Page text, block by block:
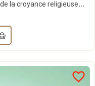
La lumière éclatante des fondements de la croyance religieuse - ibn Juzayy - Dar al Andalus
favorite_border